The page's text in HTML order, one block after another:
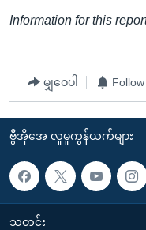
ရှာဖွေ
ကျော်
Information for this
မျှဝေပါ
ဗွီအိုအေ လူမှုကွန်ယက်များ
သတင်း